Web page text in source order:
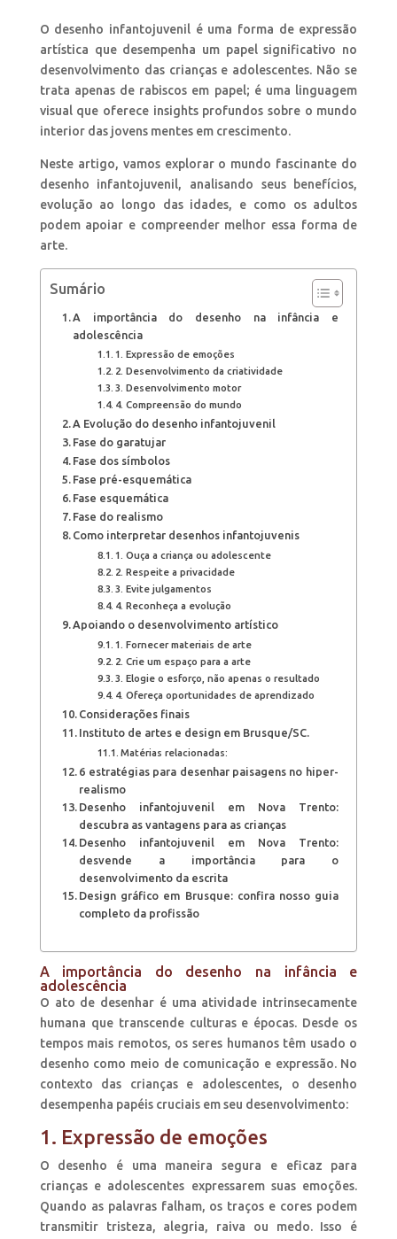
O desenho infantojuvenil é uma forma de expressão
artística que desempenha um papel significativo no
desenvolvimento das crianças e adolescentes. Não se
trata apenas de rabiscos em papel; é uma linguagem
visual que oferece insights profundos sobre o mundo
interior das jovens mentes em crescimento.
Neste artigo, vamos explorar o mundo fascinante do
desenho infantojuvenil, analisando seus benefícios,
evolução ao longo das idades, e como os adultos
podem apoiar e compreender melhor essa forma de
arte.
Sumário
A importância do desenho na infância e
adolescência
1. Expressão de emoções
2. Desenvolvimento da criatividade
3. Desenvolvimento motor
4. Compreensão do mundo
A Evolução do desenho infantojuvenil
Fase do garatujar
Fase dos símbolos
Fase pré-esquemática
Fase esquemática
Fase do realismo
Como interpretar desenhos infantojuvenis
1. Ouça a criança ou adolescente
2. Respeite a privacidade
3. Evite julgamentos
4. Reconheça a evolução
Apoiando o desenvolvimento artístico
1. Fornecer materiais de arte
2. Crie um espaço para a arte
3. Elogie o esforço, não apenas o resultado
4. Ofereça oportunidades de aprendizado
Considerações finais
Instituto de artes e design em Brusque/SC.
Matérias relacionadas:
6 estratégias para desenhar paisagens no hiper-
realismo
Desenho infantojuvenil em Nova Trento:
descubra as vantagens para as crianças
Desenho infantojuvenil em Nova Trento:
desvende a importância para o
desenvolvimento da escrita
Design gráfico em Brusque: confira nosso guia
completo da profissão
A importância do desenho na infância e
adolescência
O ato de desenhar é uma atividade intrinsecamente
humana que transcende culturas e épocas. Desde os
tempos mais remotos, os seres humanos têm usado o
desenho como meio de comunicação e expressão. No
contexto das crianças e adolescentes, o desenho
desempenha papéis cruciais em seu desenvolvimento:
1. Expressão de emoções
O desenho é uma maneira segura e eficaz para
crianças e adolescentes expressarem suas emoções.
Quando as palavras falham, os traços e cores podem
transmitir tristeza, alegria, raiva ou medo. Isso é